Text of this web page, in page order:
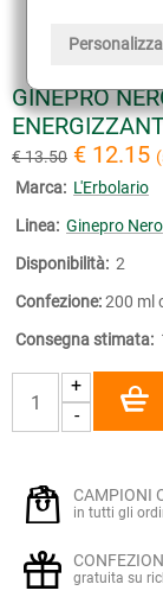
Personalizza
GINEPRO
€ 13.50 € 12.15
Marca: L'Erbolario
Linea: Ginepro Nero
Disponibilità: 2
Confezione:200 ml
Consegna stimata:
+
-
CAMPIONI
in tutti gli
gratuita su